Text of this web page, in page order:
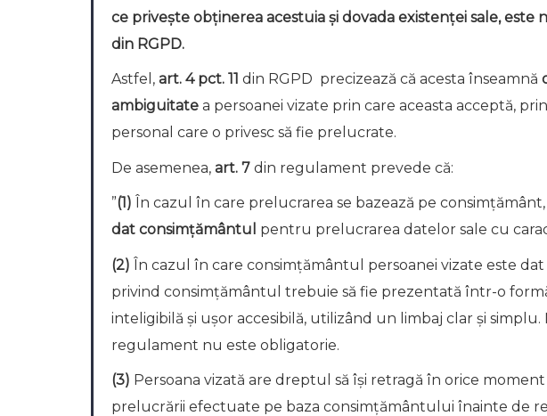
ce privește obținerea acestuia și dovada existenței sale,
din RGPD.
Astfel, art. 4 pct. 11 din RGPD precizează că acesta înseamnă
ambiguitate a persoanei vizate prin care aceasta acceptă,
personal care o privesc să fie prelucrate.
De asemenea, art. 7 din regulament prevede că:
”(1) În cazul în care prelucrarea se bazează pe
dat consimţământul pentru prelucrarea datelor sale cu
(2) În cazul în care consimţământul persoanei vizate este
privind consimţământul trebuie să fie prezentată într-o
inteligibilă şi uşor accesibilă, utilizând un limbaj clar şi
regulament nu este obligatorie.
(3) Persoana vizată are dreptul să îşi retragă în orice
prelucrării efectuate pe baza consimţământului înainte de